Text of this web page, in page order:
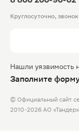
Круглосуточно,
Нашли уязвимость
Заполните
© Официальный сайт
2010-2026 АО «Тандер»